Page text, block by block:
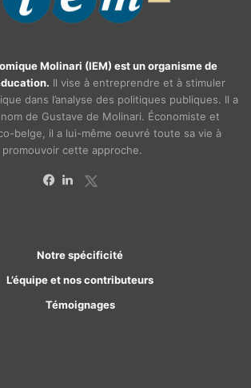
Molinari (IEM) est un organisme de
Il vise à entreprendre et à stimuler
dans l’analyse des politiques publiques. Il a
de Gustave de Molinari. Économiste et
belge, il a lui-même oeuvré toute sa vie à
promouvoir cette approche.
Notre spécificité
L’équipe et nos contributeurs
Témoignages